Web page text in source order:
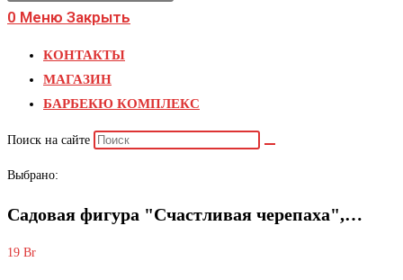
0 Меню Закрыть
КОНТАКТЫ
МАГАЗИН
БАРБЕКЮ КОМПЛЕКС
Поиск на сайте
Выбрано:
Садовая фигура "Счастливая черепаха",…
19 Br